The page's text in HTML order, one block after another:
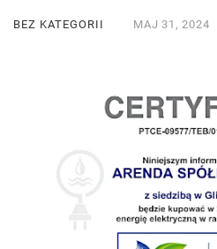
BEZ KATEGORII MAJ 31, 2024